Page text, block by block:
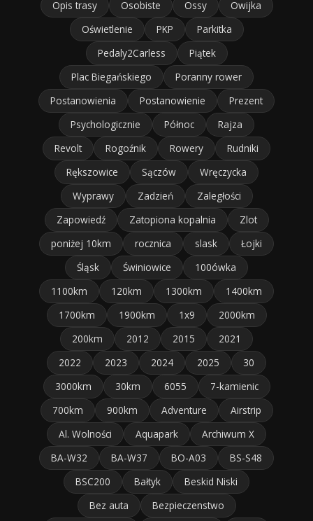
Opis trasy Osobiste Ossy
Owijka
Oświetlenie
PKP
Parkitka
Pedaly2Carless
Piątek
Plac Biegańskiego
Poranny rower
Postanowienia
Postanowienie
Prezent
Psychologicznie
Północ
Rajza
Revolt
Rogoźnik Rowery
Rudniki
Rększowice
Sączów
Wręczycka
Wyprawy
Zadzień
Zaległości
Zapowiedź
Zatopiona kopalnia
Zlot
poniżej 10km
rocznica slask
Łojki
Śląsk
Świniowice
100ówka
1100km
120km 1300km
1400km
1700km
1900km 1x9
2000km
200km
2012 2015
2021
2022
2023 2024 2025
30
3000km
30km 6055
7-kamienic
700km
900km Adventure
Airstrip
Al. Wolności
Aquapark
Archiwum X
BA-W32
BA-W37 BO-A03
BS-S48
BSC200
Bałtyk
Beskid Niski
Bez auta
Bezpieczenstwo